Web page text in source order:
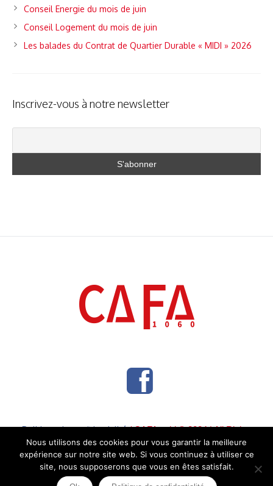
Conseil Energie du mois de juin
Conseil Logement du mois de juin
Les balades du Contrat de Quartier Durable « MIDI » 2026
Inscrivez-vous à notre newsletter
Politique de confidentialité/ CAFA asbl © 2024 | All Rights
Reserved
Nous utilisons des cookies pour vous garantir la meilleure
expérience sur notre site web. Si vous continuez à utiliser ce
site, nous supposerons que vous en êtes satisfait.